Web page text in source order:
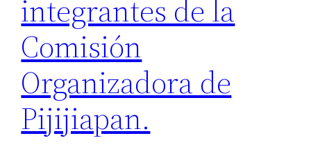
integrantes de la
Comisión
Organizadora de
Pijijiapan.